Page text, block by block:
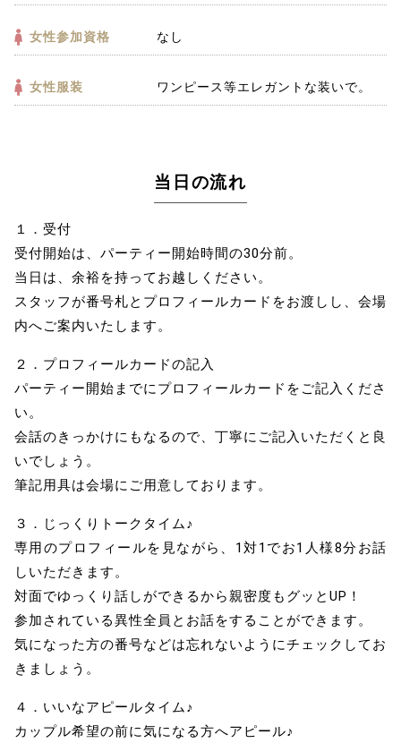
女性参加資格 なし
女性服装 ワンピース等エレガントな装いで。
当日の流れ
１．受付
受付開始は、パーティー開始時間の30分前。
当日は、余裕を持ってお越しください。
スタッフが番号札とプロフィールカードをお渡しし、会場
内へご案内いたします。
２．プロフィールカードの記入
パーティー開始までにプロフィールカードをご記入くださ
い。
会話のきっかけにもなるので、丁寧にご記入いただくと良
いでしょう。
筆記用具は会場にご用意しております。
３．じっくりトークタイム♪
専用のプロフィールを見ながら、1対1でお1人様8分お話
しいただきます。
対面でゆっくり話しができるから親密度もグッとUP！
参加されている異性全員とお話をすることができます。
気になった方の番号などは忘れないようにチェックしてお
きましょう。
４．いいなアピールタイム♪
カップル希望の前に気になる方へアピール♪